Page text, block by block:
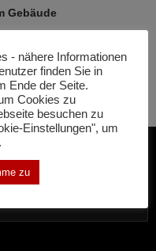
Gebäude
- nähere Informationen
finden Sie in
Ende der Seite.
Cookies zu
besuchen zu
Einstellungen", um
zu